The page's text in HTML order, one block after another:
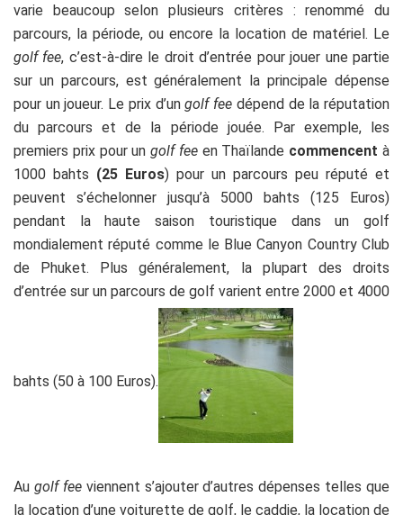
varie beaucoup selon plusieurs critères : renommé du
parcours, la période, ou encore la location de matériel. Le
golf fee, c’est-à-dire le droit d’entrée pour jouer une partie
sur un parcours, est généralement la principale dépense
pour un joueur. Le prix d’ungolf fee dépend de la réputation
du parcours et de la période jouée. Par exemple, les
premiers prix pour ungolf feeen Thaïlande commencent à
1000 bahts (25 Euros) pour un parcours peu réputé et
peuvent s’échelonner jusqu’à 5000 bahts (125 Euros)
pendant la haute saison touristique dans un golf
mondialement réputé comme le Blue Canyon Country Club
de Phuket. Plus généralement, la plupart des droits
d’entrée sur un parcours de golf varient entre 2000 et 4000
bahts (50 à 100 Euros).
Au golf feeviennent s’ajouter d’autres dépenses telles que
la location d’une voiturette de golf, le caddie, la location de